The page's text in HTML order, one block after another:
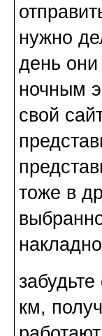
нужно
день
ночным
свой
тоже в
км,